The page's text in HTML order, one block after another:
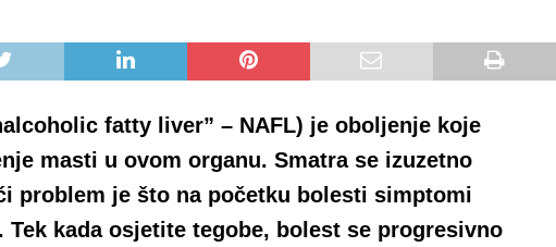
fatty liver” – NAFL) je oboljenje koje
masti u ovom organu. Smatra se izuzetno
problem je što na početku bolesti simptomi
Tek kada osjetite tegobe, bolest se progresivno